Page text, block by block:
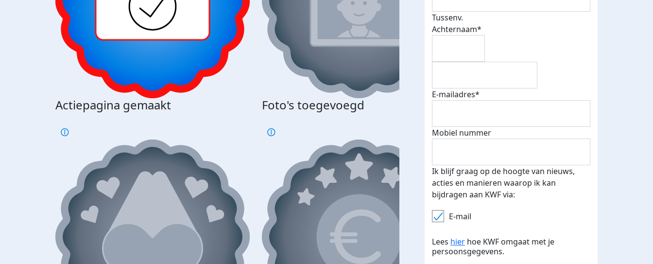
Actiepagina gemaakt Foto's toegevoegd E-mails verstuurd
Top fondsenwerver
Tussenv.
Achternaam*
E-mailadres*
Mobiel nummer
Ik blijf graag op de hoogte van nieuws,
acties en manieren waarop ik kan
bijdragen aan KWF via:
E-mail
Lees hier hoe KWF omgaat met je
persoonsgegevens.